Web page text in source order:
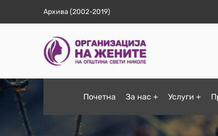
Архива (2002-2019)
Почетна За нас Услуги